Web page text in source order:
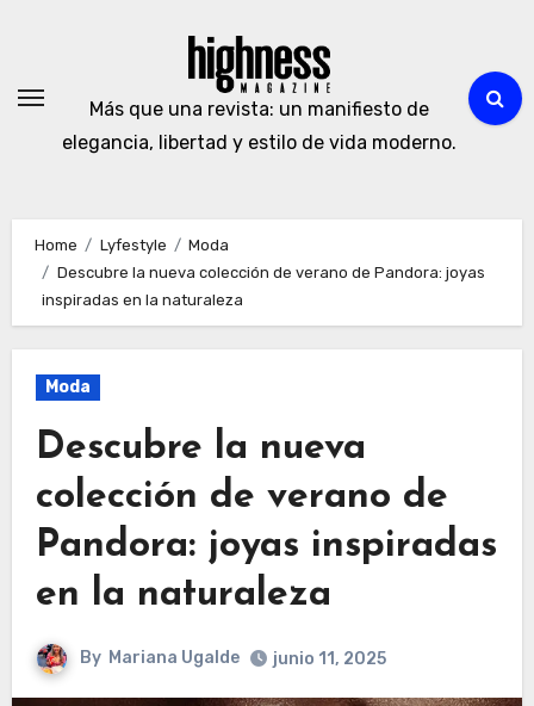
Más que una revista: un manifiesto de
elegancia, libertad y estilo de vida moderno.
Home Lyfestyle
Moda
Descubre la nueva colección de verano de Pandora: joyas
inspiradas en la naturaleza
Moda
Descubre la nueva
colección de verano de
Pandora: joyas inspiradas
en la naturaleza
By Mariana Ugalde junio 11, 2025